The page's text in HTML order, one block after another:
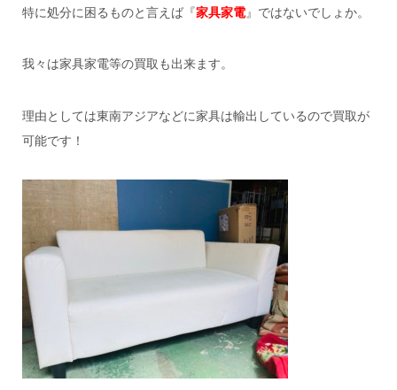
特に処分に困るものと言えば『家具家電』ではないでしょか。
我々は家具家電等の買取も出来ます。
理由としては東南アジアなどに家具は輸出しているので買取が
可能です！